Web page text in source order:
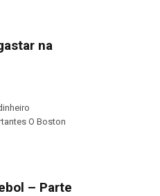
na
O Boston
– Parte